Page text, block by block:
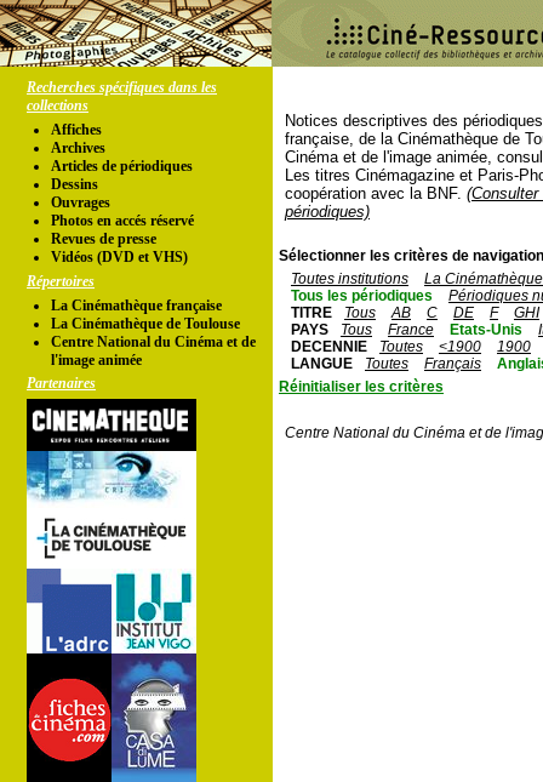
Recherches spécifiques dans les
collections
Affiches
Archives
Articles de périodiques
Dessins
Ouvrages
Photos en accés réservé
Revues de presse
Vidéos (DVD et VHS)
Répertoires
La Cinémathèque française
La Cinémathèque de Toulouse
Centre National du Cinéma et de
l'image animée
Partenaires
Notices descriptives des
française, de la Cinémathèque de
Cinéma et de l'image animée,
Les titres Cinémagazine et Paris-
coopération avec la BNF.
périodiques)
Sélectionner les critères de
Toutes institutions
La
Tous les périodiques
Périodiques
TITRE
Tous AB C DE F
GHI
PAYS
Tous France Etats-Unis
DECENNIE
Toutes <1900
1900
LANGUE
Toutes Français
Réinitialiser les critères
Centre National du Cinéma et de